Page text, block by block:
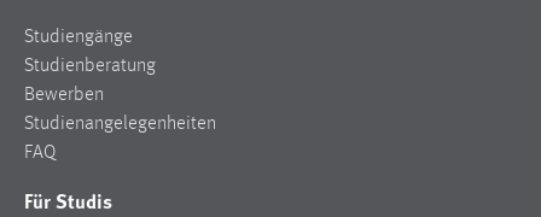
Studiengänge
Studienberatung
Bewerben
Studienangelegenheiten
FAQ
Für Studis